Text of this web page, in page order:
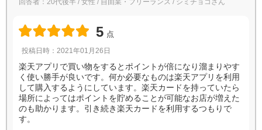
5 点
投稿日時：2021年01月26日
楽天アプリで買い物をするとポイントが倍になり溜まりやす
く使い勝手が良いです。何か必要なものは楽天アプリを利用
して購入するようにしています。楽天カードを持っていたら
場所によってはポイントを貯めることが可能なお店が増えた
のも助かります。引き続き楽天カードを利用するつもりで
す。